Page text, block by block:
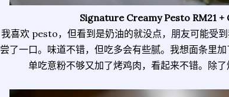
Signature Creamy Pesto RM21 +
我喜欢 pesto，但看到是奶油的就没点，朋友可能受
尝了一口。味道不错，但吃多会有些腻。我想面条里
单吃意粉不够又加了烤鸡肉，看起来不错。除了